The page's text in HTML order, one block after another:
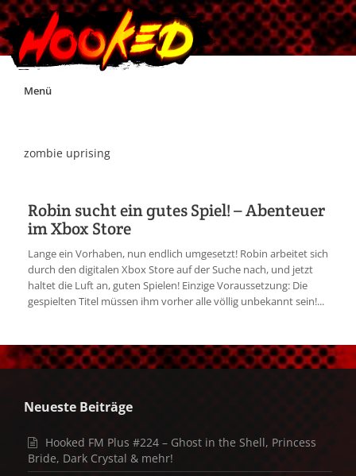
Skip
Menü
Impressum
Jobs
zombie uprising
Robin sucht ein gutes Spiel! – Abenteuer
im Xbox Store
Lange ein Vorhaben, nun endlich umgesetzt! Robin arbeitet sich
durch den digitalen Xbox Store auf der Suche nach, und jetzt
haltet die Luft an, guten Spielen! Einzige Voraussetzung: Die
gespielten Titel müssen ihm vorher alle völlig unbekannt sein!...
Neueste Beiträge
Hooked FM Plus #224 – Ghost in the Shell, Princess
Bride, Dark Crystal & mehr!